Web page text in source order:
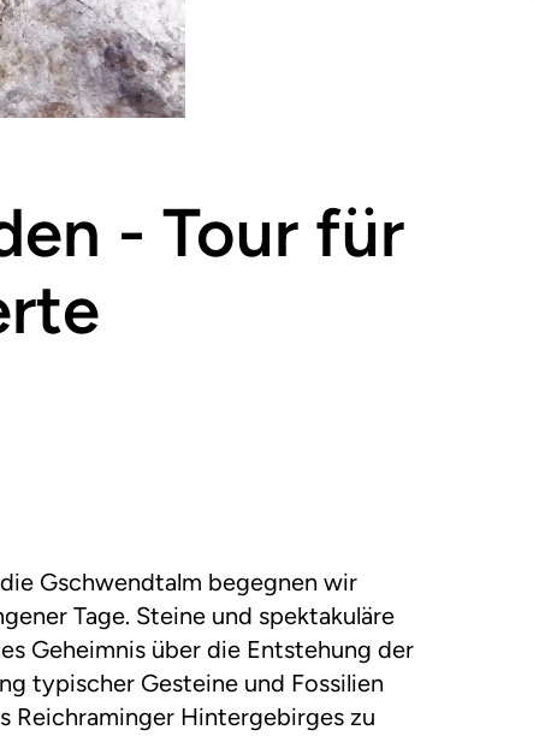
- Tour für
Gschwendtalm begegnen wir
Tage. Steine und spektakuläre
Geheimnis über die Entstehung der
typischer Gesteine und Fossilien
Reichraminger Hintergebirges zu